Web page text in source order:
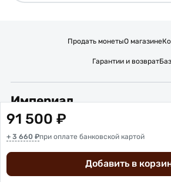
91 500 ₽
+ 3 660 ₽при оплате банковской картой
Добавить в
Продать монетыО магазине
Гарантии и возврат
Империал
Подписывайтесь на нас:
Вакансии
Политика обработки персональных данных
© 2016 – 2026 ИП Титов Александр